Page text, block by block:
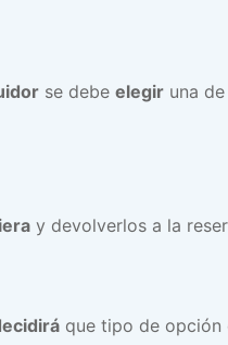
se debe elegir una
y devolverlos a la
que tipo de opción